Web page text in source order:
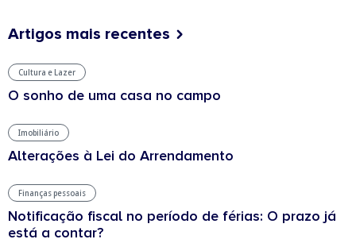
Artigos mais recentes
Cultura e Lazer
O sonho de uma casa no campo
Imobiliário
Alterações à Lei do Arrendamento
Finanças pessoais
Notificação fiscal no período de férias: O prazo já
está a contar?